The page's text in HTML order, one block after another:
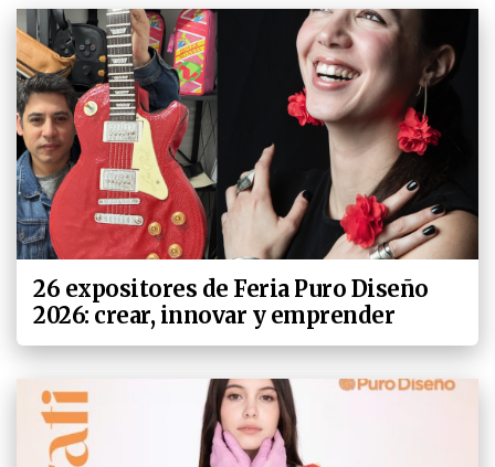
26 expositores de Feria Puro Diseño
2026: crear, innovar y emprender